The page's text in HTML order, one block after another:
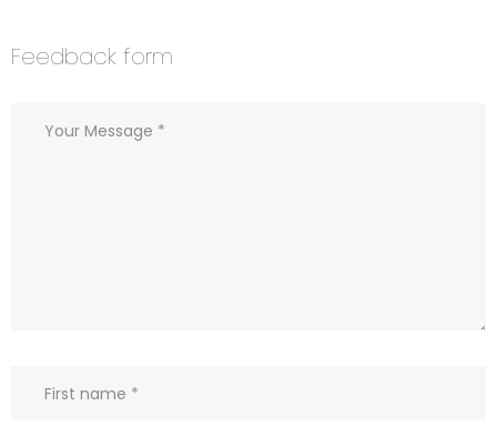
Feedback form